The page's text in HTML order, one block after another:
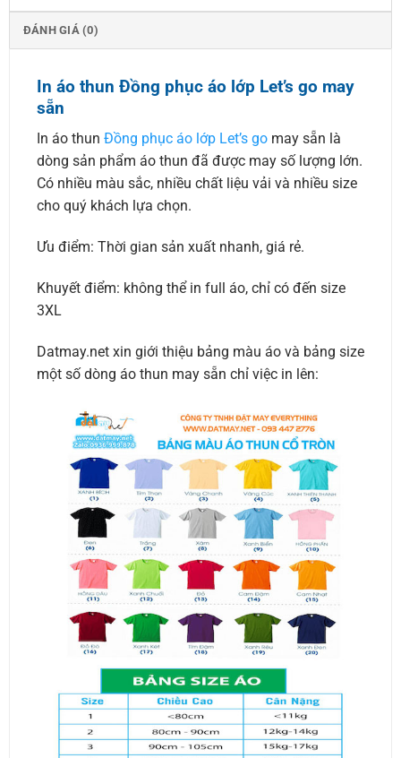
ĐÁNH GIÁ (0)
In áo thun Đồng phục áo lớp Let’s go may
sẵn
In áo thun Đồng phục áo lớp Let’s gomay sẵn là
dòng sản phẩm áo thun đã được may số lượng lớn.
Có nhiều màu sắc, nhiều chất liệu vải và nhiều size
cho quý khách lựa chọn.
Ưu điểm: Thời gian sản xuất nhanh, giá rẻ.
Khuyết điểm: không thể in full áo, chỉ có đến size
3XL
Datmay.net xin giới thiệu bảng màu áo và bảng size
một số dòng áo thun may sẵn chỉ việc in lên: